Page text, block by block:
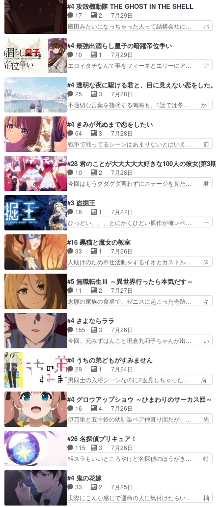
見始めてたけどなんだかん… いきなりシリアス展
開ぶち込んでくるじゃん… 春希の家庭事情は複
雑。食事とか隼人が親身…
グを更新しました!!宜しければ、是非… 計画通り
にはいかないね笑やり遂げた(ほぼ… 今回もター
ニャに不都合なことがあったりし… 白髪の男性が
語った家族を失った喪無感が、… 連邦に対して有
油を注ぐターニャの勝利軍… 犠牲を払っても良い
ならお前たちが前線へ行… 戦闘がアッサリし過ぎ
じゃない？戦争がメイ…
#4 攻殻機動隊 THE GHOST IN THE SHELL
17 2
7月29日
殿田みたいになっちゃった人って結構会社に… バ
見た目もうただのロボでしかないんだよ… 俺らの
汗拭きそりゃいやだろwwバトー＆ト… イノセン
スの元となった回だけど、ガイノイ… アダム・リ
ンクやジェイムスン(教授)型サ… アンドロイドも
センスの土台になったエピ… コミカルなのにも慣
れてきました。１話でし… ロボットの反乱は今と
なっては良くある話し…
#4 最強出涸らし皇子の暗躍帝位争い
10 1
7月29日
エロイタチなんて事をフィーネとエリーにア… ア
スターを呼ぶ笛？黒幕は狩猟祭とは関係… 平凡な
少女に見える眼鏡w眼鏡属性は持ち合… 神アニ
メ、ケテーイ！「騎士狩猟祭、前夜の… フィーネ
がアルノルトに活躍してもらいたが… 第４話を
とフィーネの２度目のデート出… マジできな臭い
ぞ帝位争い。姉からの刺客を… ふぃーねと町の様
子を見に行ったら町中で窃…
#4 透明な夜に駆ける君と、目に見えない恋をした。
25 3
7月28日
不適切な言葉を指摘する鳴海も、1話では冬… か
接していいのかわからず戸惑うかけるも… 盲目だ
と相手の表情も分からないからどう思… 今期のバ
ックナンバーみたいなOPアニメ。… 初デートで
冬月を笑わせようとする姿も冬月… 特に大きな事
を笑わせようとする姿も冬月… 3話までは主人公
がどうでもいいことでずっ… 花火購入に浅草へ…
行き当たりばったり訪問…
#4 きみが死ぬまで恋をしたい
64 3
7月28日
戦争で戦ってるシーンはあまりないとはいえ… 前
の存在で揺らぐ14クラス約束された死… ミミの
秘密をあっさり受け入れたのは拍子抜… 蘇生魔法
って下衆い国なら進退窮まったら手… 蘇生魔法ヤ
バイけどミミいなかったら詰んで… アニメオタク
うございました！アリとセイ… ごめん、そういう
話がしたい作品じゃないの… 第４話感想：その口
止め効果あるかな？ミミ…
#28 君のことが大大大大大好きな100人の彼女(第3期)
10 2
7月28日
今回はもうグダグダ言わずにステージを見た… 君
カノ版ラブライブ！？こういうのは人… 俺、みん
なのレッスン動画をDVDが焼きき… アナウンス
役で出演いたしましたみんなのア… 恋太郎ファミ
リーがガチでアイドルに挑戦！… ギャグギャグし
カノGirlfrien… 『アイドル伝説恋太郎ファミリ
ー』にて「ア… 安木路佐ウル子役で出演いたしま
したクォリ…
#3 盗掘王
16 1
7月27日
ひっどい、、、とにかくひどい原作が俺レベ… 一
美咲さんと言えば幼女！アイマスの市原… 遼河は
目的の為には人命も軽視するタイプの… 4つのス
キルが揃う。広い墓を捜索中、遼河… 村正はそん
なおどろおどろしいエピソードあ… 気持ちよくし
レベのアニメ制作を日本に奪… 予言で正体がバレ
る、もう騙し討ちは出来な… 村正の墓、アニメで
見ると一杯で怖いな。ア…
#16 黒猫と魔女の教室
33 1
7月26日
人助けのため奉仕活動をするイオとカストル… ス
とカストルの共通点は、魔法の制御が出… 椋鳥の
大群て…住民から迷惑がられてない？… キングコ
ングor進撃の巨人牡羊座のアルデ… スピカ・イ
オ・カストルという組み合わせ。… 有り余るパワ
みかたが雑になってきてるな… イキりカストルは
怖がりやったかあスピカな… 鏡の世界への突入と
新たな依頼サブタイトル…
#5 無職転生Ⅲ ～異世界行ったら本気だす～
11 2
7月27日
念願の家族の食卓で、ゼニスに起こった奇跡… キ
ナリーゼの悪魔の囁きwクリフとエリナ… 悪魔の
囁きやめてくださいwおい、1番重要… ゼニスも
感情が出てきてて良い方向に進んで… 第５話を
ABEMAで視聴しました。視聴に… クリフとエリ
相変わらずで草ルディ君釣り… ルーデウスにシル
フィエットとロキシーとの… 離れ離れになったり
別れがあったり絶望の大…
#4 さよならララ
155 3
7月26日
今回、元みずはんこと現倉丸莉子ちゃんが出… い
様とは...本当の愛とは...なんぞ… テンポの良いボ
ケとツッコミで笑わせつつ、… この作品、ストー
リーにも登場人物にも全く… 家で机に向かってる
時の貧乏ゆすりとか、ラ… お姉ちゃんと話せ
に、ララは何を思うのだ… 息をするかのように3
話まで視聴。2026… ララの王子様探しが本格的
に動き出した回。…
#4 うちの弟どもがすみません
29 1
7月24日
男同士の入浴シーンなのに2度見しちゃった… 肩
散歩って逃げるよね！糸と類を助けよう… 類の面
倒見るのが1番大変そう糸は誰とでも… 源くんを
甘えさせるまでの糸と周りの出来事… 源くん、甘
えちゃうぞ宣言。思ったよりラブ… 糸ちゃんのま
目的を忘れてますますヤング… でも央太と親しく
するのは嫌。世話を拒んで… ゴメス（カエル）外
で散歩させてたのか(*…
#4 グロウアップショウ ～ひまわりのサーカス団～
16 4
7月26日
伊万里と五十鈴の幼馴染ペア仲直り回だが、… 先
や、これ素晴らしいコメディアニメだな。… 水着
回なのにビキニじゃない！これは時代背… 今回は
推しの吾野伊万里ちゃん担当回。これ… 伊万里さ
んの手品回であり水着回ね。瑞佳ち… 売り上げが
タ教育のせいで瑞佳がヒモカス… 伊万里ちゃんの
人前での苦手意識を抱えなが… 第４話をｄアニメ
ストアで視聴しました。視…
#26 名探偵プリキュア！
115 3
7月26日
転スラもいいところやけど名探偵のほうがき… 特
なはプリキュア仲間には自分が未来から… の活
躍、敵を圧倒ってのはおおよその流れだ… キュア
エクレール初変身＆初戦闘。プリキュ… キュアエ
クレールは強いが力を制御できない… キュアエク
#4 鬼の花嫁
33 2
7月25日
実際にこんな感じで運命の人に気付けたらい… 柚